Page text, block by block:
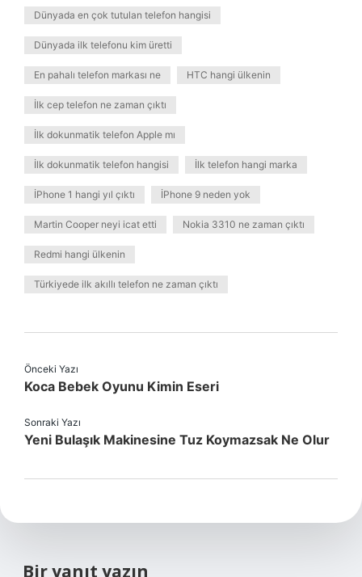
Dünyada en çok tutulan telefon hangisi
Dünyada ilk telefonu kim üretti
En pahalı telefon markası ne HTC hangi ülkenin
İlk cep telefon ne zaman çıktı
İlk dokunmatik telefon Apple mı
İlk dokunmatik telefon hangisi İlk telefon hangi marka
İPhone 1 hangi yıl çıktı İPhone 9 neden yok
Martin Cooper neyi icat etti Nokia 3310 ne zaman çıktı
Redmi hangi ülkenin
Türkiyede ilk akıllı telefon ne zaman çıktı
Önceki Yazı
Koca Bebek Oyunu Kimin Eseri
Sonraki Yazı
Yeni Bulaşık Makinesine Tuz Koymazsak Ne Olur
Bir yanıt yazın